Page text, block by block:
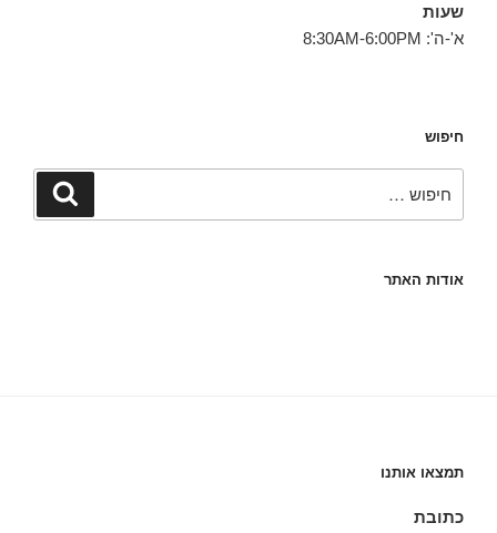
שעות
א'-ה': 8:30AM-6:00PM
חיפוש
חיפוש
אודות האתר
תמצאו אותנו
כתובת